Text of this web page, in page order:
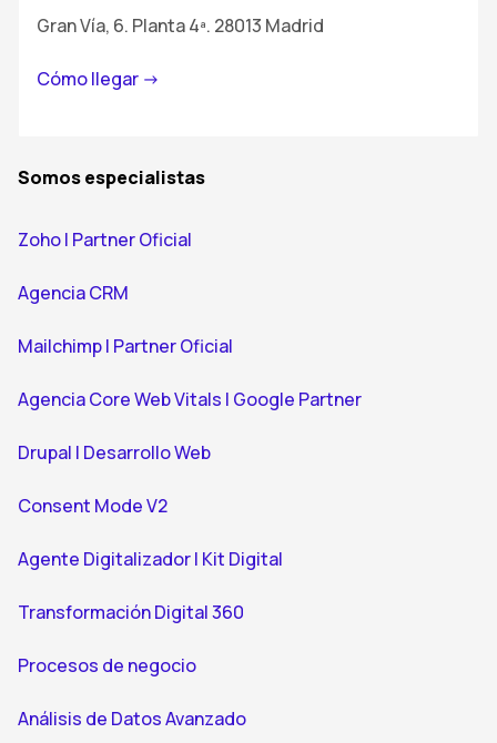
Gran Vía, 6. Planta 4ª. 28013 Madrid
Cómo llegar ->
Somos especialistas
Zoho | Partner Oficial
Agencia CRM
Mailchimp | Partner Oficial
Agencia Core Web Vitals | Google Partner
Drupal | Desarrollo Web
Consent Mode V2
Agente Digitalizador | Kit Digital
Transformación Digital 360
Procesos de negocio
Análisis de Datos Avanzado